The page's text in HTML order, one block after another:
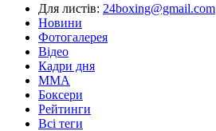
Для листів: 24boxing@gmail.com
Новини
Фотогалерея
Відео
Кадри дня
ММА
Боксери
Рейтинги
Всі теги